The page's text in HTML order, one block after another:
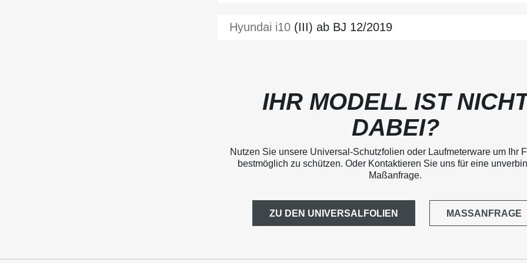
Hyundai i10 (III) ab BJ 12/2019
IHR MODELL IST
DABEI?
Nutzen Sie unsere Universal-Schutzfolien oder Laufmeterware um Ihr
bestmöglich zu schützen. Oder Kontaktieren Sie uns für eine
Maßanfrage.
ZU DEN UNIVERSALFOLIEN MASSANFRAGE